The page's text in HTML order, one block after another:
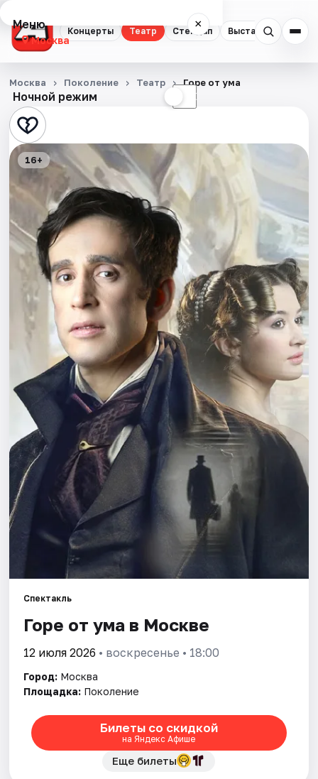
Концерты Театр Стендап Выставки
Меню ×
Москва
Концерты
Театр
Стендап
Выставки
Квесты
Экскурсии
Спорт
События
Города
Площадки
Артисты
Рейтинги
Ночной режим ☾
Москва Поколение Театр Горе от ума
16+
Спектакль
Горе от ума в Москве
12 июля 2026 • воскресенье • 18:00
Город: Москва
Площадка: Поколение
Билеты со скидкой
на Яндекс Афише
Еще билеты